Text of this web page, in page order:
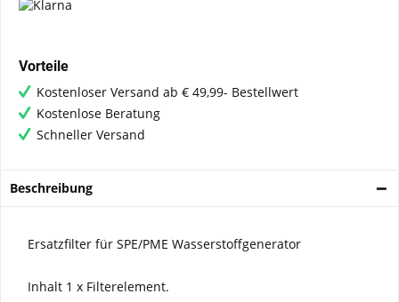
Vorteile
Kostenloser Versand ab € 49,99- Bestellwert
Kostenlose Beratung
Schneller Versand
Beschreibung
Ersatzfilter für SPE/PME Wasserstoffgenerator
Inhalt 1 x Filterelement.